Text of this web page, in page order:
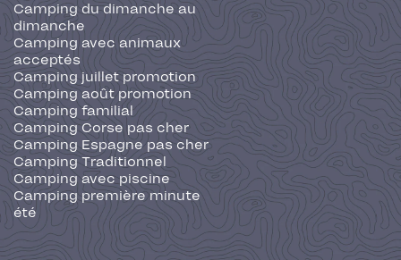
Camping du dimanche au
dimanche
Camping avec animaux
acceptés
Camping juillet promotion
Camping août promotion
Camping familial
Camping Corse pas cher
Camping Espagne pas cher
Camping Traditionnel
Camping avec piscine
Camping première minute
été